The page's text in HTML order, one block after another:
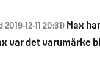
12-11 20:31) Max
var det varumärke